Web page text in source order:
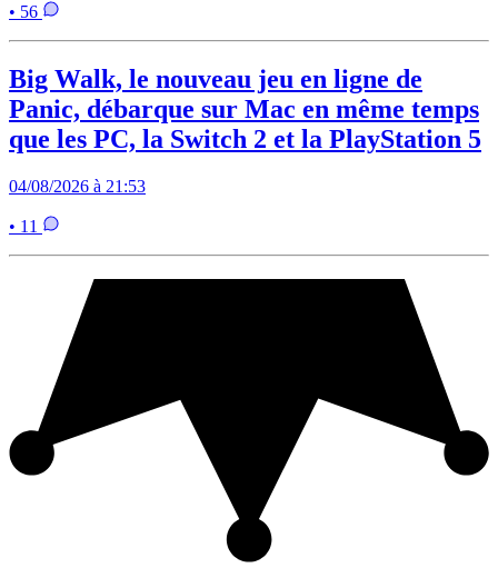
• 56
Big Walk, le nouveau jeu en ligne de
Panic, débarque sur Mac en même temps
que les PC, la Switch 2 et la PlayStation 5
04/08/2026 à 21:53
• 11